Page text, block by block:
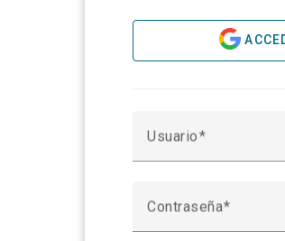
Usuario
Contraseña